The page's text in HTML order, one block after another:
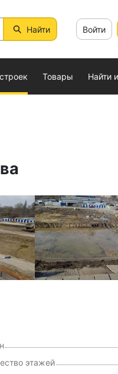
Найти Войти
Товары Найти
Дата съемки: Март
этажей